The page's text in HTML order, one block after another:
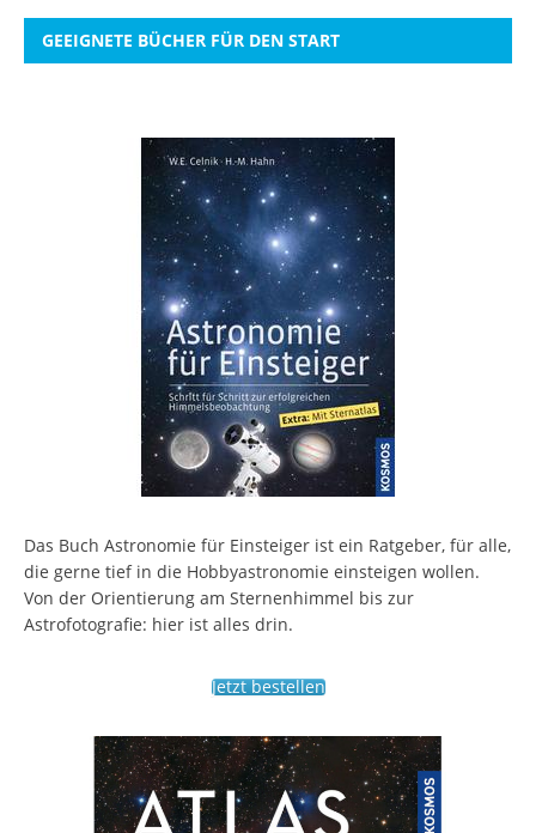
GEEIGNETE BÜCHER FÜR DEN START
Das Buch Astronomie für Einsteiger ist ein Ratgeber, für alle,
die gerne tief in die Hobbyastronomie einsteigen wollen.
Von der Orientierung am Sternenhimmel bis zur
Astrofotografie: hier ist alles drin.
Jetzt bestellen